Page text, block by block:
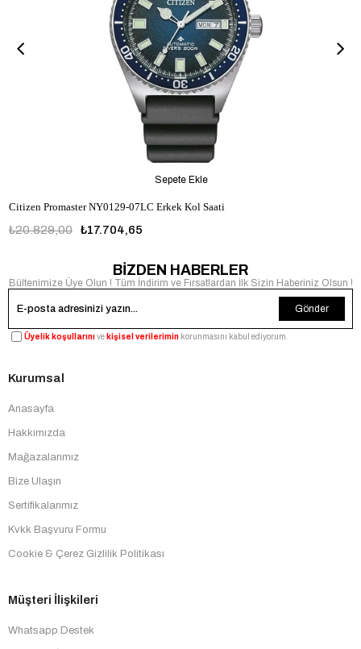
Citizen Promaster NY0129-07LC Erkek Kol Saati
₺17.704,65
₺20.829,00
Sepete Ekle
BİZDEN HABERLER
Bültenimize Üye Olun ! Tüm İndirim ve Fırsatlardan İlk Sizin Haberiniz Olsun !
Gönder
Üyelik koşullarınıve kişisel verilerimin korunmasını kabul ediyorum.
Kurumsal
Anasayfa
Hakkımızda
Mağazalarımız
Bize Ulaşın
Sertifikalarımız
Kvkk Başvuru Formu
Cookie & Çerez Gizlilik Politikası
Müşteri İlişkileri
Whatsapp Destek